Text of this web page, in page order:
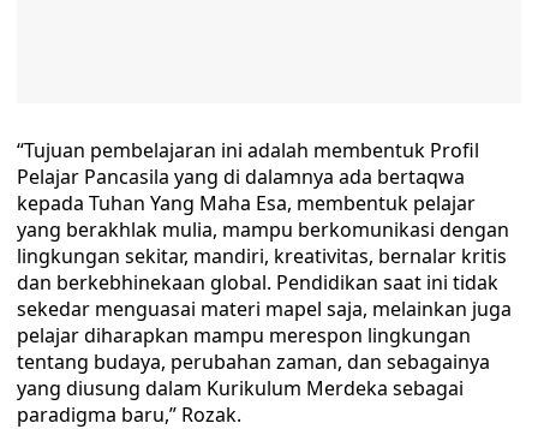
“Tujuan pembelajaran ini adalah membentuk Profil
Pelajar Pancasila yang di dalamnya ada bertaqwa
kepada Tuhan Yang Maha Esa, membentuk pelajar
yang berakhlak mulia, mampu berkomunikasi dengan
lingkungan sekitar, mandiri, kreativitas, bernalar kritis
dan berkebhinekaan global. Pendidikan saat ini tidak
sekedar menguasai materi mapel saja, melainkan juga
pelajar diharapkan mampu merespon lingkungan
tentang budaya, perubahan zaman, dan sebagainya
yang diusung dalam Kurikulum Merdeka sebagai
paradigma baru,” Rozak.